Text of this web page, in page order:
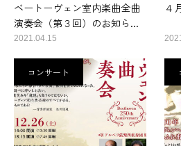
ベートーヴェン室内楽曲全曲
演奏会（第３回）のお知ら...
2021.04.15
４
コンサート